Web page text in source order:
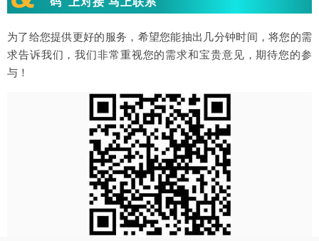
为了给您提供更好的服务，希望您能抽出几分钟时间，将您的需
求告诉我们，我们非常重视您的需求和宝贵意见，期待您的参
与！